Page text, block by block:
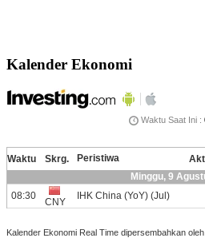
Kalender Ekonomi
Kalender Ekonomi Real Time dipersembahkan oleh